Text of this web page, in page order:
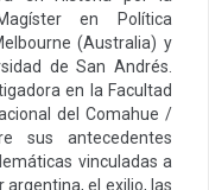
en Política
(Australia) y
de San Andrés.
en la Facultad
del Comahue /
sus antecedentes
vinculadas a
el exilio, las